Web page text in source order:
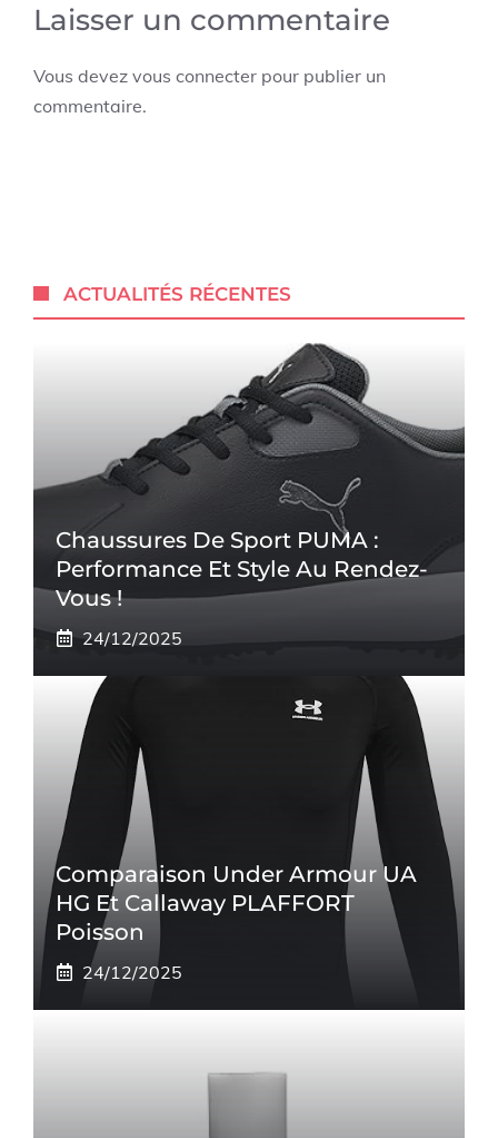
Laisser un commentaire
Vous devez vous connecter pour publier un
commentaire.
ACTUALITÉS RÉCENTES
Chaussures De Sport PUMA :
Performance Et Style Au Rendez-
Vous !
24/12/2025
Comparaison Under Armour UA
HG Et Callaway PLAFFORT
Poisson
24/12/2025